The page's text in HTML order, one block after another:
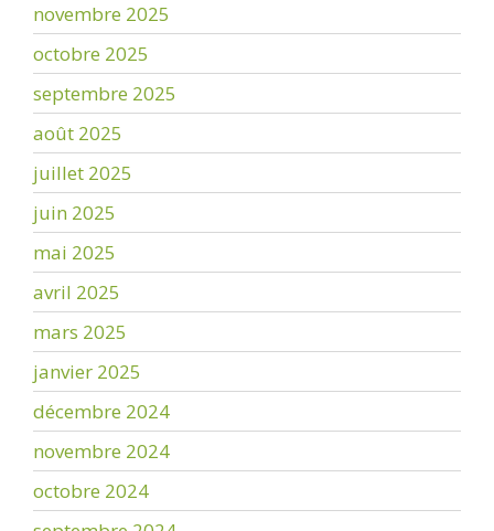
novembre 2025
octobre 2025
septembre 2025
août 2025
juillet 2025
juin 2025
mai 2025
avril 2025
mars 2025
janvier 2025
décembre 2024
novembre 2024
octobre 2024